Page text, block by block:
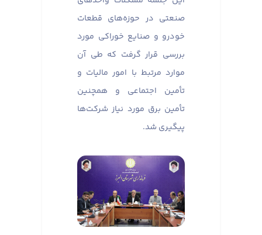
صنعتی در حوزه‌های قطعات
خودرو و صنایع خوراکی مورد
بررسی قرار گرفت که طی آن
موارد مرتبط با امور مالیات و
تأمین اجتماعی و همچنین
تأمین برق مورد نیاز شرکت‌ها
پیگیری شد.